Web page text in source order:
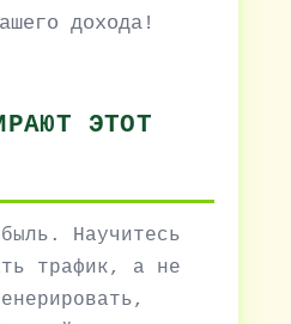
дохода!
ЭТОТ
Научитесь
трафик, а не